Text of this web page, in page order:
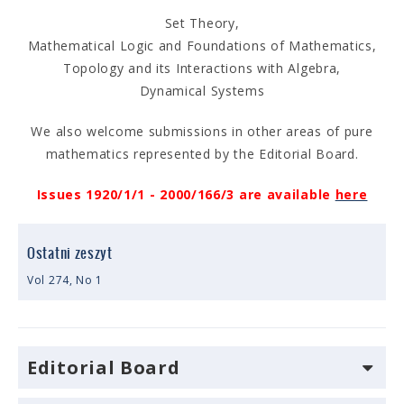
Set Theory,
Mathematical Logic and Foundations of Mathematics,
Topology and its Interactions with Algebra,
Dynamical Systems
We also welcome submissions in other areas of pure
mathematics represented by the Editorial Board.
Issues 1920/1/1 - 2000/166/3 are available here
Ostatni zeszyt
Vol 274, No 1
Editorial Board